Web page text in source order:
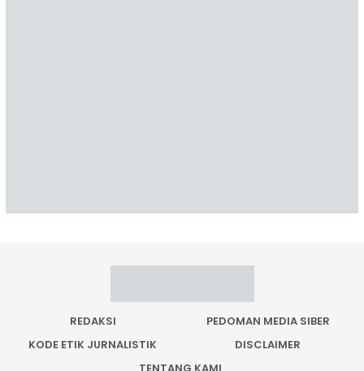
REDAKSI
PEDOMAN MEDIA SIBER
KODE ETIK JURNALISTIK
DISCLAIMER